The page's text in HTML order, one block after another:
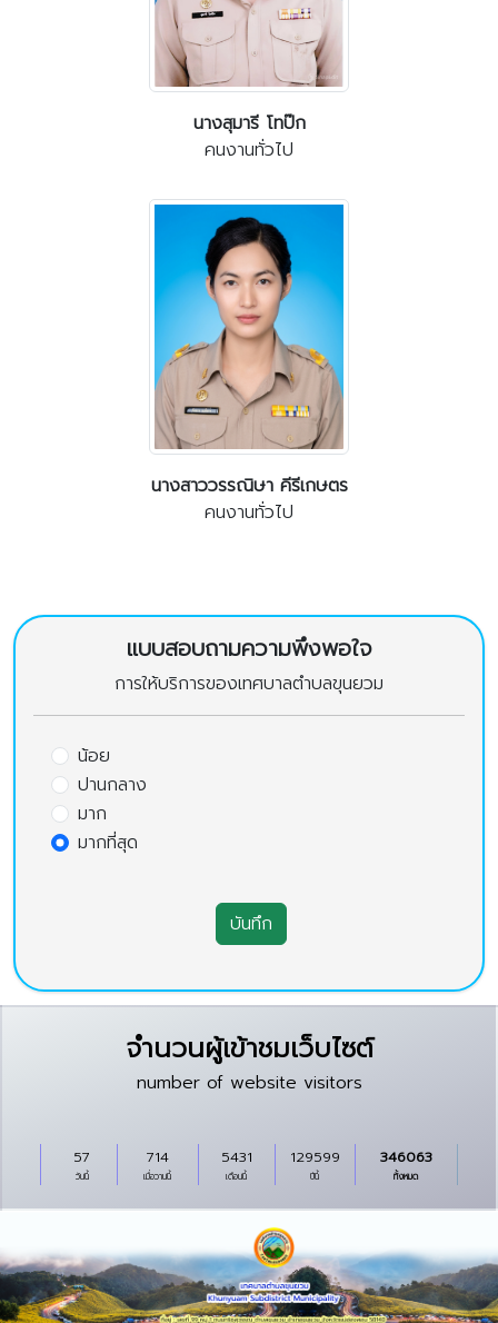
นางสุมารี โทป๊ก
คนงานทั่วไป
นางสาววรรณิษา คีรีเกษตร
คนงานทั่วไป
แบบสอบถามความพึงพอใจ
การให้บริการของเทศบาลตำบลขุนยวม
น้อย
ปานกลาง
มาก
มากที่สุด
บันทึก
จำนวนผู้เข้าชมเว็บไซต์
number of website visitors
วันนี้
57
เมื่อวานนี้
714
เดือนนี้
5431
ปีนี้
129599
ทั้งหมด
346063